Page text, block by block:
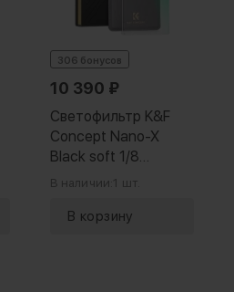
306 бонусов
10 390 ₽
Светофильтр K&F
Concept Nano-X
Black soft 1/8
(4x5.65")
В наличии: 1 шт.